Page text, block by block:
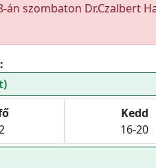
án szombaton Dr.Czalbert
Kedd
16-20